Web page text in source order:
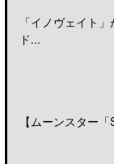
「イノヴェイト
ド...
【ムーンスター